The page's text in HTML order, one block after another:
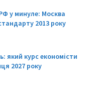
у минуле: Москва
2013 року
який курс економісти
2027 року